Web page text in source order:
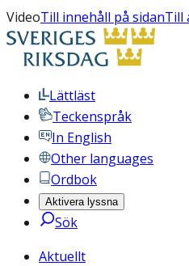
VideoTill innehåll på sidanTill
Lättläst
Teckenspråk
In English
Other languages
Ordbok
Aktivera lyssna
Sök
Aktuellt